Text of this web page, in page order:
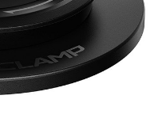
電子ピアノ
その他楽器